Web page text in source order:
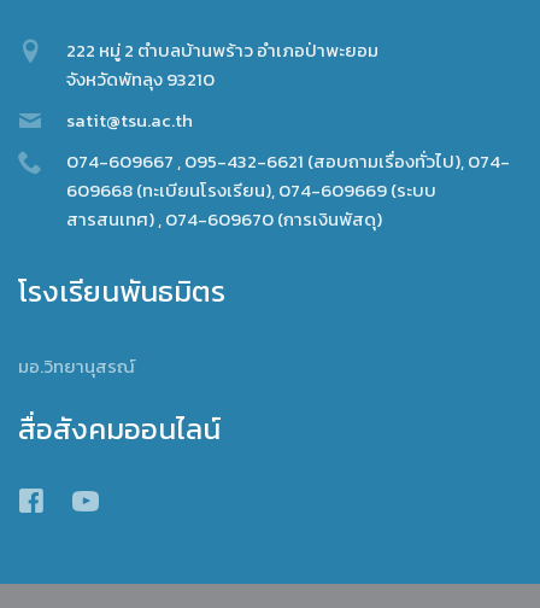
222 หมู่ 2 ตำบลบ้านพร้าว อำเภอป่าพะยอม
จังหวัดพัทลุง 93210
satit@tsu.ac.th
074-609667 , 095-432-6621 (สอบถามเรื่องทั่วไป), 074-
609668 (ทะเบียนโรงเรียน), 074-609669 (ระบบ
สารสนเทศ) , 074-609670 (การเงินพัสดุ)
โรงเรียนพันธมิตร
มอ.วิทยานุสรณ์
สื่อสังคมออนไลน์